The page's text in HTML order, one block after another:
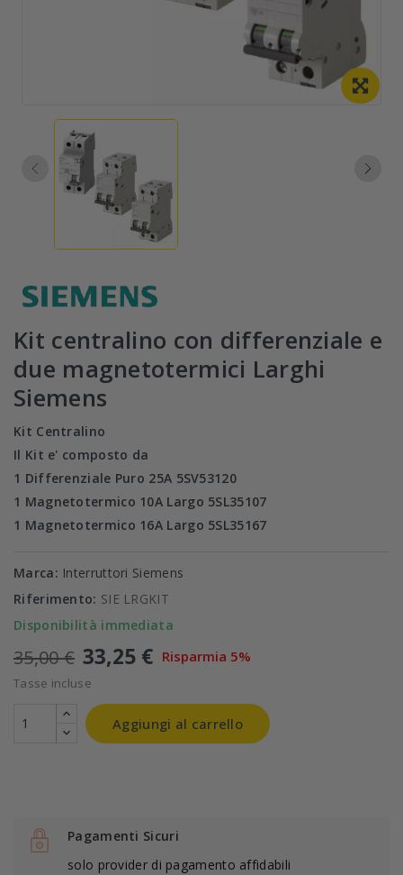
Kit centralino con differenziale e
due magnetotermici Larghi
Siemens
Kit Centralino
Il Kit e' composto da
1 Differenziale Puro 25A 5SV53120
1 Magnetotermico 10A Largo 5SL35107
1 Magnetotermico 16A Largo 5SL35167
Marca: Interruttori Siemens
Riferimento: SIE LRGKIT
Disponibilità immediata
35,00 € 33,25 € Risparmia 5%
Tasse incluse
Aggiungi al carrello
Pagamenti Sicuri
solo provider di pagamento affidabili